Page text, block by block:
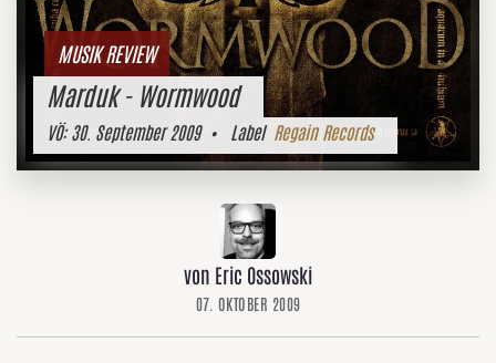
MUSIK REVIEW
Marduk - Wormwood
VÖ:30. September 2009• Label Regain Records
von Eric Ossowski
07. OKTOBER 2009